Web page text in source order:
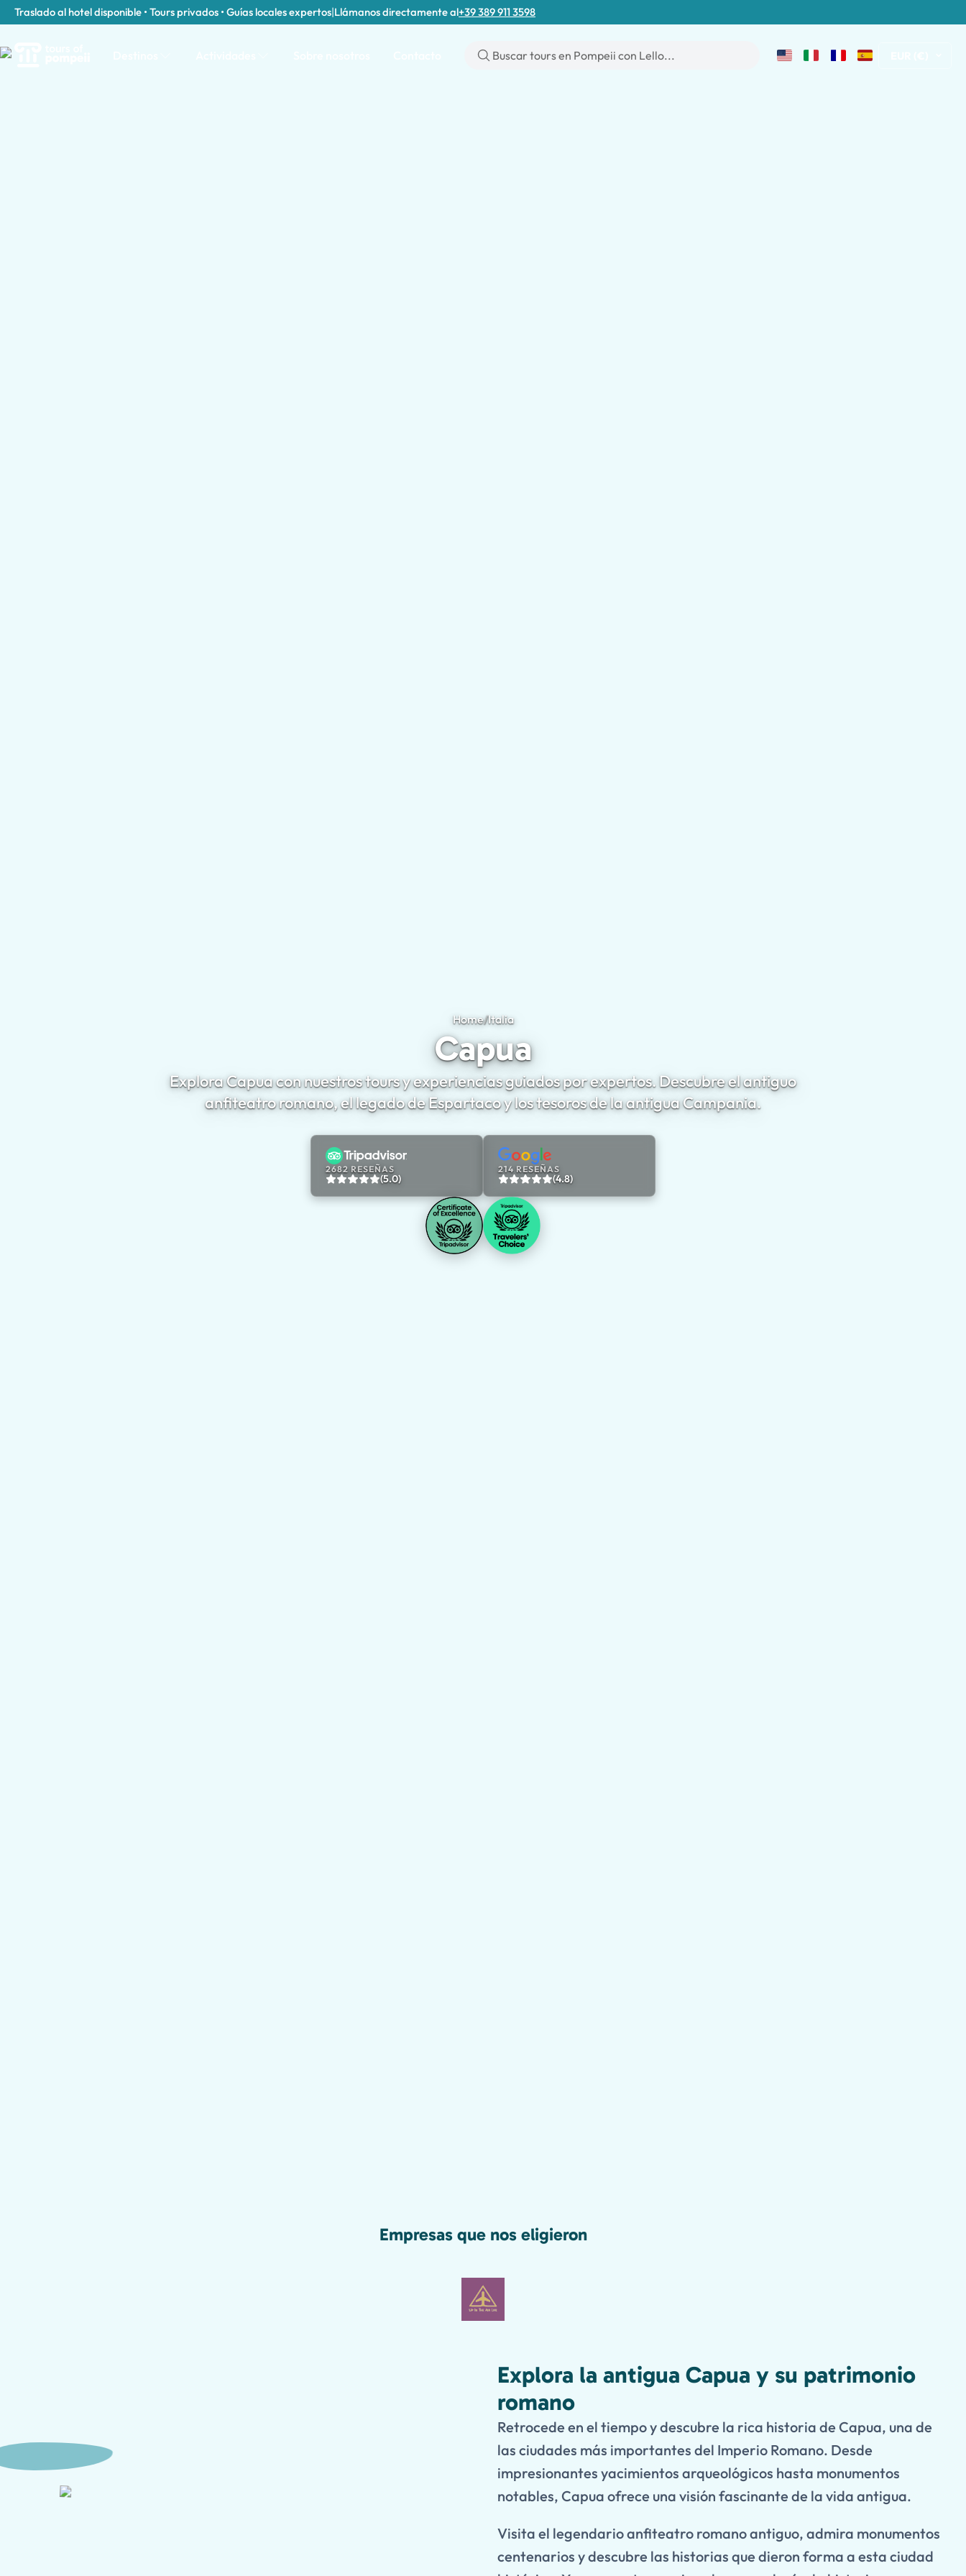
Traslado al hotel disponible • Tours privados • Guías locales expertos|Llámanos directamente al+39 389 911 3598
Home/ItaliaCapua
Capua
Explora Capua con nuestros tours y experiencias guiados por expertos. Descubre el antiguo
anfiteatro romano, el legado de Espartaco y los tesoros de la antigua Campania.
2682 RESEÑAS
(5.0)
214 RESEÑAS
(4.8)
Empresas que nos eligieron
Explora la antigua Capua y su patrimonio
romano
Retrocede en el tiempo y descubre la rica historia de Capua, una de
las ciudades más importantes del Imperio Romano. Desde
impresionantes yacimientos arqueológicos hasta monumentos
notables, Capua ofrece una visión fascinante de la vida antigua.
Visita el legendario anfiteatro romano antiguo, admira monumentos
centenarios y descubre las historias que dieron forma a esta ciudad